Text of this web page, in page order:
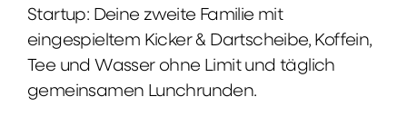
Startup: Deine zweite Familie mit
eingespieltem Kicker & Dartscheibe, Koffein,
Tee und Wasser ohne Limit und täglich
gemeinsamen Lunchrunden.